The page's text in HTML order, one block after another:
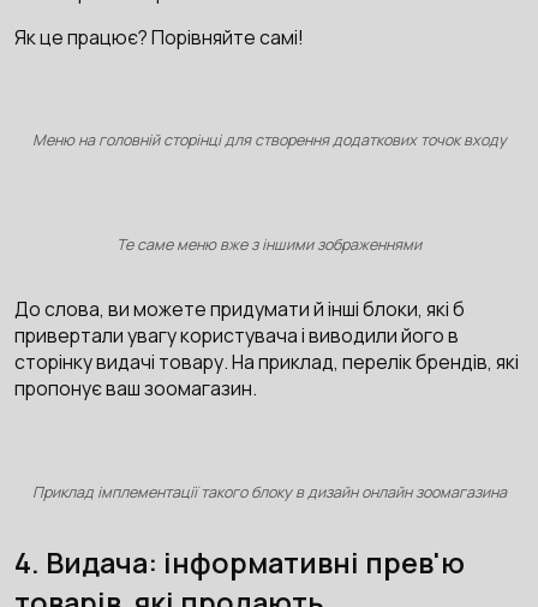
Як це працює? Порівняйте самі!
Меню на головній сторінці для створення додаткових точок входу
Те саме меню вже з іншими зображеннями
До слова, ви можете придумати й інші блоки, які б
привертали увагу користувача і виводили його в
сторінку видачі товару. На приклад, перелік брендів, які
пропонує ваш зоомагазин.
Приклад імплементації такого блоку в дизайн онлайн зоомагазина
4. Видача: інформативні прев'ю